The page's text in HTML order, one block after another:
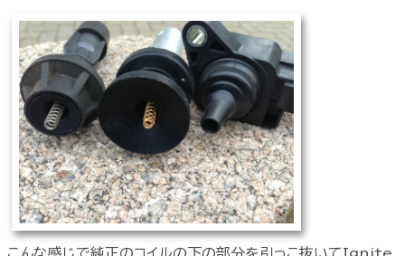
こんな感じで純正のコイルの下の部分を引っこ抜いてIgnite